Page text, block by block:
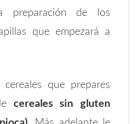
preparación de los
que empezará a
que prepares
cereales sin gluten